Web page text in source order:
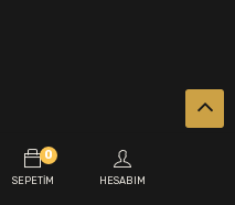
0
SEPETIM HESABIM